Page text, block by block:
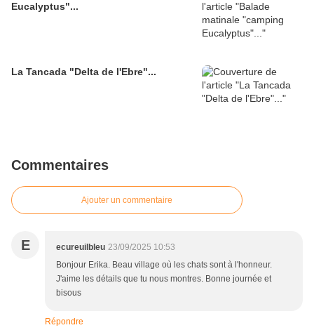
Eucalyptus"...
La Tancada "Delta de l'Ebre"...
Commentaires
Ajouter un commentaire
E ecureuilbleu 23/09/2025 10:53
Bonjour Erika. Beau village où les chats sont à l'honneur.
J'aime les détails que tu nous montres. Bonne journée et
bisous
Répondre